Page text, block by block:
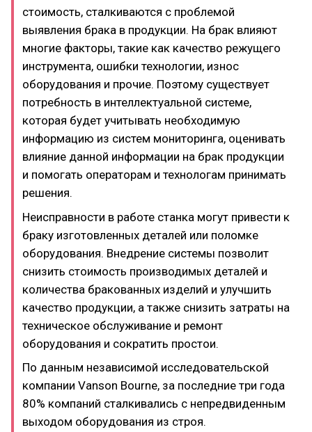
стоимость, сталкиваются с проблемой
выявления брака в продукции. На брак влияют
многие факторы, такие как качество режущего
инструмента, ошибки технологии, износ
оборудования и прочие. Поэтому существует
потребность в интеллектуальной системе,
которая будет учитывать необходимую
информацию из систем мониторинга, оценивать
влияние данной информации на брак продукции
и помогать операторам и технологам принимать
решения.
Неисправности в работе станка могут привести к
браку изготовленных деталей или поломке
оборудования. Внедрение системы позволит
снизить стоимость производимых деталей и
количества бракованных изделий и улучшить
качество продукции, а также снизить затраты на
техническое обслуживание и ремонт
оборудования и сократить простои.
По данным независимой исследовательской
компании Vanson Bourne, за последние три года
80% компаний сталкивались с непредвиденным
выходом оборудования из строя.